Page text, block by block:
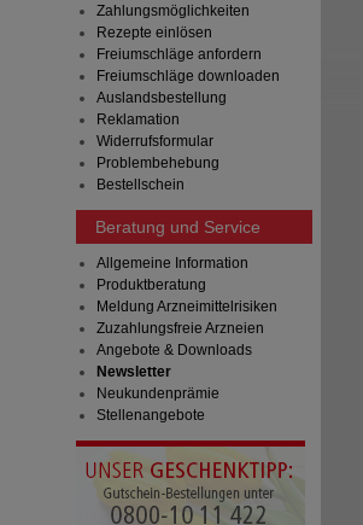
Zahlungsmöglichkeiten
Rezepte einlösen
Freiumschläge anfordern
Freiumschläge downloaden
Auslandsbestellung
Reklamation
Widerrufsformular
Problembehebung
Bestellschein
Beratung und Service
Allgemeine Information
Produktberatung
Meldung Arzneimittelrisiken
Zuzahlungsfreie Arzneien
Angebote & Downloads
Newsletter
Neukundenprämie
Stellenangebote